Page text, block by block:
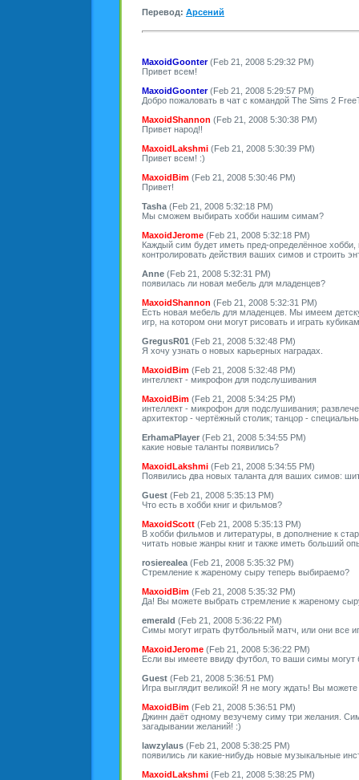
Перевод: Арсений
MaxoidGoonter(Feb 21, 2008 5:29:32 PM)
Привет всем!
MaxoidGoonter(Feb 21, 2008 5:29:57 PM)
Добро пожаловать в чат с командой The Sims 2
MaxoidShannon (Feb 21, 2008 5:30:38 PM)
Привет народ!!
MaxoidLakshmi (Feb 21, 2008 5:30:39 PM)
Привет всем! :)
MaxoidBim (Feb 21, 2008 5:30:46 PM)
Привет!
Tasha (Feb 21, 2008 5:32:18 PM)
Мы сможем выбирать хобби нашим симам?
MaxoidJerome (Feb 21, 2008 5:32:18 PM)
Каждый сим будет иметь пред-определённое
контролировать действия ваших симов и строить
Anne (Feb 21, 2008 5:32:31 PM)
появилась ли новая мебель для младенцев?
MaxoidShannon (Feb 21, 2008 5:32:31 PM)
Есть новая мебель для младенцев. Мы имеем
игр, на котором они могут рисовать и играть
GregusR01 (Feb 21, 2008 5:32:48 PM)
Я хочу узнать о новых карьерных наградах.
MaxoidBim (Feb 21, 2008 5:32:48 PM)
интеллект - микрофон для подслушивания
MaxoidBim (Feb 21, 2008 5:34:25 PM)
интеллект - микрофон для подслушивания;
архитектор - чертёжный столик; танцор -
ErhamaPlayer (Feb 21, 2008 5:34:55 PM)
какие новые таланты появились?
MaxoidLakshmi (Feb 21, 2008 5:34:55 PM)
Появились два новых таланта для ваших симов:
Guest (Feb 21, 2008 5:35:13 PM)
Что есть в хобби книг и фильмов?
MaxoidScott (Feb 21, 2008 5:35:13 PM)
В хобби фильмов и литературы, в дополнение к
читать новые жанры книг и также иметь больший
rosierealea (Feb 21, 2008 5:35:32 PM)
Стремление к жареному сыру теперь выбираемо?
MaxoidBim (Feb 21, 2008 5:35:32 PM)
Да! Вы можете выбрать стремление к жареному
emerald (Feb 21, 2008 5:36:22 PM)
Симы могут играть футбольный матч, или они все
MaxoidJerome (Feb 21, 2008 5:36:22 PM)
Если вы имеете ввиду футбол, то ваши симы могут
Guest (Feb 21, 2008 5:36:51 PM)
Игра выглядит великой! Я не могу ждать! Вы
MaxoidBim (Feb 21, 2008 5:36:51 PM)
Джинн даёт одному везучему симу три желания.
загадывании желаний! :)
lawzylaus (Feb 21, 2008 5:38:25 PM)
появились ли какие-нибудь новые музыкальные
MaxoidLakshmi (Feb 21, 2008 5:38:25 PM)